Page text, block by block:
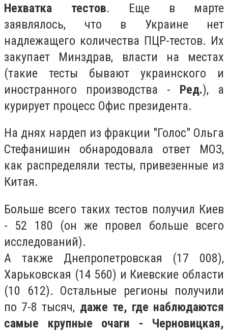
Нехватка тестов. Еще в марте
заявлялось, что в Украине нет
надлежащего количества ПЦР-тестов. Их
закупает Минздрав, власти на местах
(такие тесты бывают украинского и
иностранного производства - Ред.), а
курирует процесс Офис президента.
На днях нардеп из фракции "Голос" Ольга
Стефанишин обнародовала ответ МОЗ,
как распределяли тесты, привезенные из
Китая.
Больше всего таких тестов получил Киев
- 52 180 (он же провел больше всего
исследований).
А также Днепропетровская (17 008),
Харьковская (14 560) и Киевские области
(10 612). Остальные регионы получили
по 7-8 тысяч, даже те, где наблюдаются
самые крупные очаги - Черновицкая,